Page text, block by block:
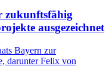
zukunftsfähig
ausgezeichnet
Bayern zur
darunter Felix von